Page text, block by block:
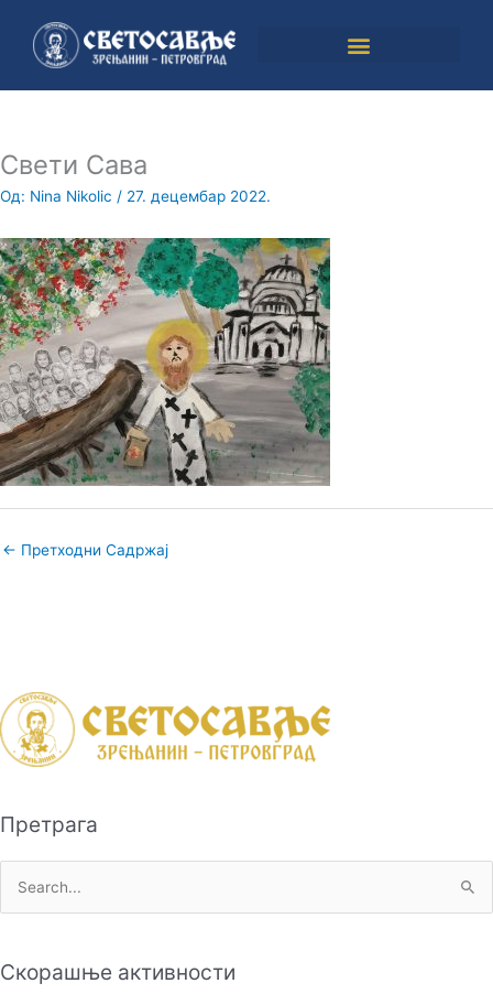
садржај
Свети Сава
Од: Nina Nikolic / 27. децембар 2022.
← Претходни Садржај
Претрага
тСкорашње активности